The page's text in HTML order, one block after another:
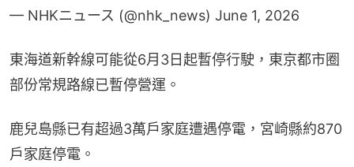
— NHKニュース (@nhk_news) June 1, 2026
東海道新幹線可能從6月3日起暫停行駛，東京都市圈
部份常規路線已暫停營運。
鹿兒島縣已有超過3萬戶家庭遭遇停電，宮崎縣約870
戶家庭停電。